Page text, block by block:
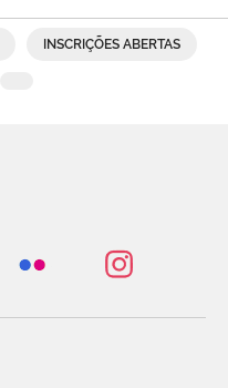
INSCRIÇÕES ABERTAS